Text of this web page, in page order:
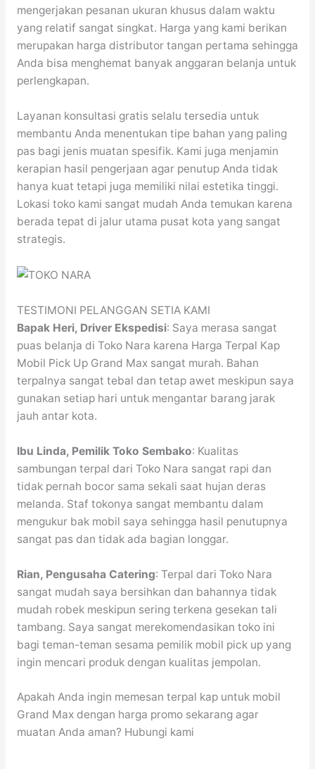
mengerjakan pesanan ukuran khusus dalam waktu
yang relatif sangat singkat. Harga yang kami berikan
merupakan harga distributor tangan pertama sehingga
Anda bisa menghemat banyak anggaran belanja untuk
perlengkapan.
Layanan konsultasi gratis selalu tersedia untuk
membantu Anda menentukan tipe bahan yang paling
pas bagi jenis muatan spesifik. Kami juga menjamin
kerapian hasil pengerjaan agar penutup Anda tidak
hanya kuat tetapi juga memiliki nilai estetika tinggi.
Lokasi toko kami sangat mudah Anda temukan karena
berada tepat di jalur utama pusat kota yang sangat
strategis.
TESTIMONI PELANGGAN SETIA KAMI
Bapak Heri, Driver Ekspedisi: Saya merasa sangat
puas belanja di Toko Nara karena Harga Terpal Kap
Mobil Pick Up Grand Max sangat murah. Bahan
terpalnya sangat tebal dan tetap awet meskipun saya
gunakan setiap hari untuk mengantar barang jarak
jauh antar kota.
Ibu Linda, Pemilik Toko Sembako: Kualitas
sambungan terpal dari Toko Nara sangat rapi dan
tidak pernah bocor sama sekali saat hujan deras
melanda. Staf tokonya sangat membantu dalam
mengukur bak mobil saya sehingga hasil penutupnya
sangat pas dan tidak ada bagian longgar.
Rian, Pengusaha Catering: Terpal dari Toko Nara
sangat mudah saya bersihkan dan bahannya tidak
mudah robek meskipun sering terkena gesekan tali
tambang. Saya sangat merekomendasikan toko ini
bagi teman-teman sesama pemilik mobil pick up yang
ingin mencari produk dengan kualitas jempolan.
Apakah Anda ingin memesan terpal kap untuk mobil
Grand Max dengan harga promo sekarang agar
muatan Anda aman? Hubungi kami